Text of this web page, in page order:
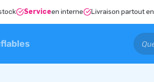
Serviceen interne Livraison partout en